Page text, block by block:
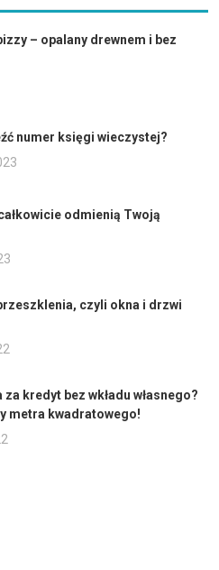
– opalany drewnem i bez
numer księgi wieczystej?
odmienią Twoją
czyli okna i drzwi
kredyt bez wkładu własnego?
metra kwadratowego!